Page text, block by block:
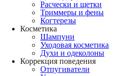
Расчески и щетки
Триммеры и фены
Когтерезы
Косметика
Шампуни
Уходовая косметика
Духи и одеколоны
Коррекция поведения
Отпугиватели